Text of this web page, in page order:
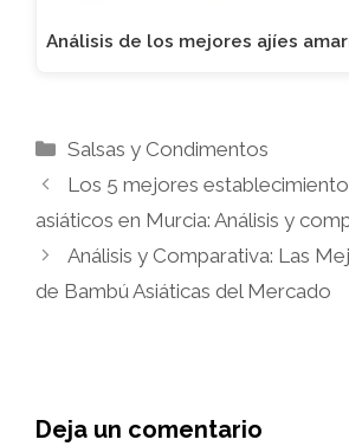
Análisis de los mejores ajíes
Categorías
Salsas y Condimentos
Los 5 mejores
asiáticos en Murcia: Análisis y
Análisis y Comparativa: Las
de Bambú Asiáticas del Mercado
Deja un comentario